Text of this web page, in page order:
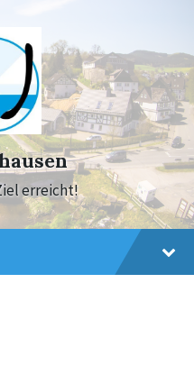
erreicht!